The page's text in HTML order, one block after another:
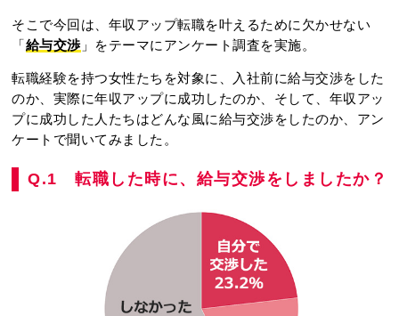
そこで今回は、年収アップ転職を叶えるために欠かせない
「給与交渉」をテーマにアンケート調査を実施。
転職経験を持つ女性たちを対象に、入社前に給与交渉をした
のか、実際に年収アップに成功したのか、そして、年収アッ
プに成功した人たちはどんな風に給与交渉をしたのか、アン
ケートで聞いてみました。
Q.1 転職した時に、給与交渉をしましたか？